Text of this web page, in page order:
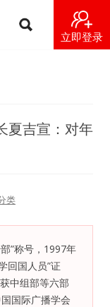
立即登录
夏吉宣：对年
类
”称号，1997年
回国人员”证
中组部等六部
国际广播学会